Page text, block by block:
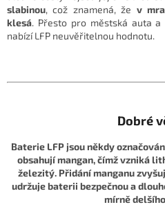
slabinou, což znamená, že v
klesá. Přesto pro městská auta
nabízí LFP neuvěřitelnou hodnotu.
Dobré
Baterie LFP jsou někdy
obsahují mangan, čímž vzniká
železitý. Přidání manganu
udržuje baterii bezpečnou a
mírně